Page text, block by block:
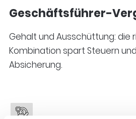
Geschäftsführer-
Gehalt und Ausschüttung: die
Kombination spart Steuern
Absicherung.